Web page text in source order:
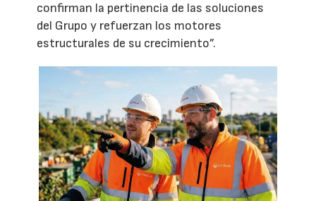
confirman la pertinencia de las soluciones
del Grupo y refuerzan los motores
estructurales de su crecimiento”.